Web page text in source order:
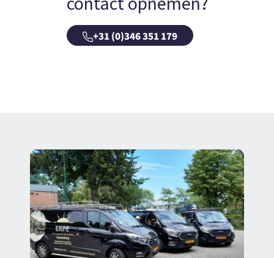
+31 (0)346 351 179